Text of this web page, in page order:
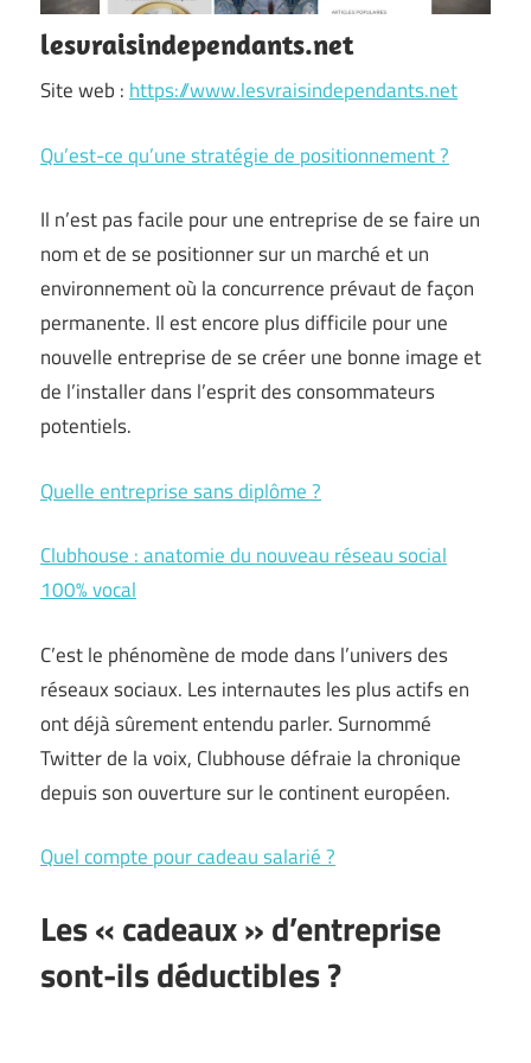
lesvraisindependants.net
Site web :https://www.lesvraisindependants.net
Qu’est-ce qu’une stratégie de positionnement ?
Il n’est pas facile pour une entreprise de se faire un
nom et de se positionner sur un marché et un
environnement où la concurrence prévaut de façon
permanente. Il est encore plus difficile pour une
nouvelle entreprise de se créer une bonne image et
de l’installer dans l’esprit des consommateurs
potentiels.
Quelle entreprise sans diplôme ?
Clubhouse : anatomie du nouveau réseau social
100% vocal
C’est le phénomène de mode dans l’univers des
réseaux sociaux. Les internautes les plus actifs en
ont déjà sûrement entendu parler. Surnommé
Twitter de la voix, Clubhouse défraie la chronique
depuis son ouverture sur le continent européen.
Quel compte pour cadeau salarié ?
Les « cadeaux » d’entreprise
sont-ils déductibles ?